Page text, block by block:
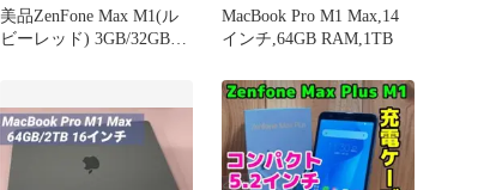
美品ZenFone Max M1(ル
ビーレッド) 3GB/32GB
MacBook Pro M1 Max,14
インチ,64GB RAM,1TB